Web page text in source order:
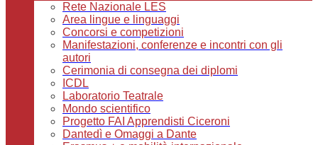
Rete Nazionale LES
Area lingue e linguaggi
Concorsi e competizioni
Manifestazioni, conferenze e incontri con gli
autori
Cerimonia di consegna dei diplomi
ICDL
Laboratorio Teatrale
Mondo scientifico
Progetto FAI Apprendisti Ciceroni
Dantedì e Omaggi a Dante